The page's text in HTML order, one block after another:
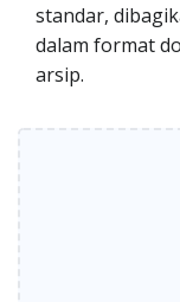
standar,
dalam format
arsip.